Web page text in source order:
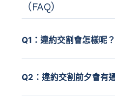
（FAQ）
Q1：違約交割會怎樣呢
Q2：違約交割前夕會有